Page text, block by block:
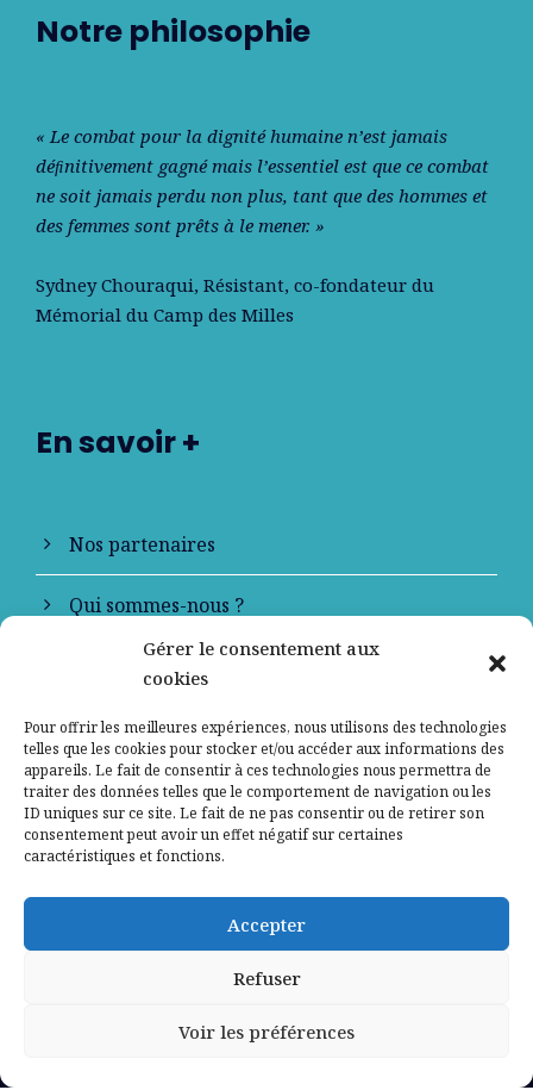
Gérer le consentement aux
cookies
Pour offrir les meilleures expériences, nous utilisons des technologies
telles que les cookies pour stocker et/ou accéder aux informations des
appareils. Le fait de consentir à ces technologies nous permettra de
traiter des données telles que le comportement de navigation ou les
ID uniques sur ce site. Le fait de ne pas consentir ou de retirer son
consentement peut avoir un effet négatif sur certaines
caractéristiques et fonctions.
Accepter
Refuser
Voir les préférences
Notre philosophie
« Le combat pour la dignité humaine n’est jamais
déﬁnitivement gagné mais l’essentiel est que ce combat
ne soit jamais perdu non plus, tant que des hommes et
des femmes sont prêts à le mener. »
Sydney Chouraqui, Résistant, co-fondateur du
Mémorial du Camp des Milles
En savoir +
Nos partenaires
Qui sommes-nous ?
Contactez-nous
Mentions légales
Politique de confidentialité